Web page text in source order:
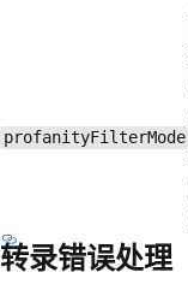
profanityFilterMode
转录错误处理